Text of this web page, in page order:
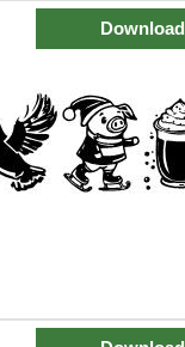
Download